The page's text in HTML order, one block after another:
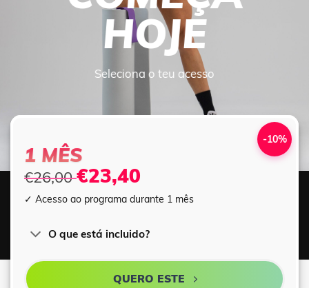
HOJE
Seleciona o teu acesso
-10%
1 MÊS
€26,00€23,40
✓ Acesso ao programa durante 1 mês
O que está incluido?
QUERO ESTE